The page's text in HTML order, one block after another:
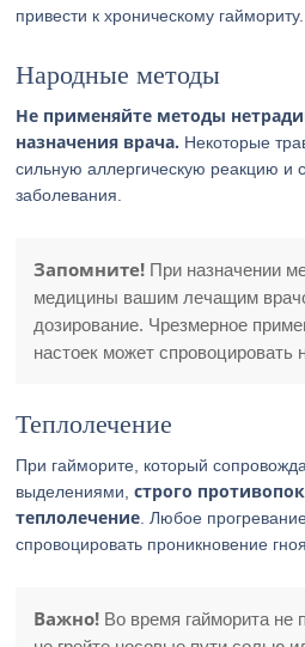
привести к хроническому гаймориту.
Народные методы
Не применяйте методы
назначения врача. Некоторые
сильную аллергическую реакцию и
заболевания.
Запомните! При назначении
медицины вашим лечащим
дозирование. Чрезмерное
настоек может
Теплолечение
При гайморите, который
выделениями,строго
теплолечение . Любое
спровоцировать проникновение
Важно! Во время гайморита не